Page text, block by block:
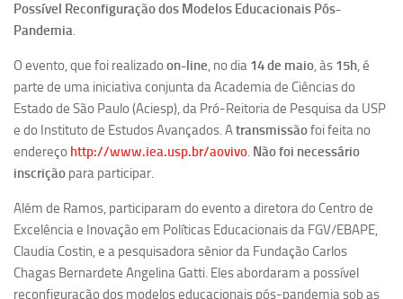
Grupo de Pesquisa GPUBLIC – Centro de Estudos em Gestão
Grupos de pesquisa encerrados
Ano Sabático
Daniel Domingues dos Santos
Programas Ano Sabático Encerrados
Cíntia Rosa Pereira de Lima
Cristina Godoy Bernardo de Oliveira (FDRP)
Evandro Eduardo Seron Ruiz
Fabiana Cristina Severi (FDRP)
Possível Reconfiguração dos Modelos Educacionais Pós-
Pandemia.
O evento, que foi realizado on-line, no dia 14 de maio, às 15h, é
parte de uma iniciativa conjunta da Academia de Ciências do
Estado de São Paulo (Aciesp), da Pró-Reitoria de Pesquisa da USP
e do Instituto de Estudos Avançados. Atransmissãofoi feita no
endereço http://www.iea.usp.br/aovivo. Não foi necessário
inscrição para participar.
Além de Ramos, participaram do evento a diretora do Centro de
Excelência e Inovação em Políticas Educacionais da FGV/EBAPE,
Claudia Costin, e a pesquisadora sênior da Fundação Carlos
Chagas Bernardete Angelina Gatti. Eles abordaram a possível
reconfiguração dos modelos educacionais pós-pandemia sob as